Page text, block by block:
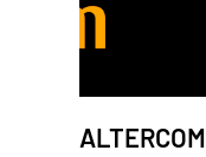
ALTERCOM